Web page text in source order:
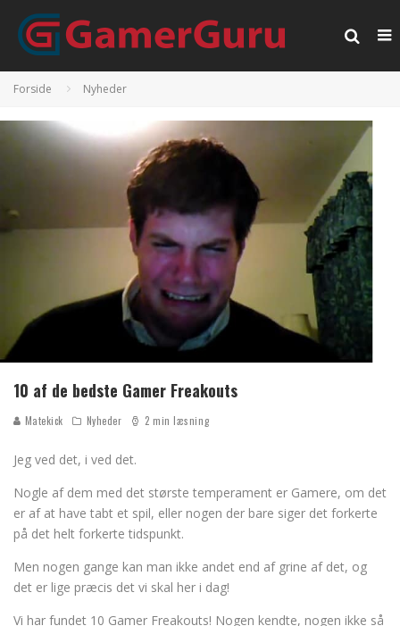
Forside Nyheder
10 af de bedste Gamer Freakouts
Matekick Nyheder 2 min læsning
Jeg ved det, i ved det.
Nogle af dem med det største temperament er Gamere, om det
er af at have tabt et spil, eller nogen der bare siger det forkerte
på det helt forkerte tidspunkt.
Men nogen gange kan man ikke andet end af grine af det, og
det er lige præcis det vi skal her i dag!
Vi har fundet 10 Gamer Freakouts! Nogen kendte, nogen ikke så